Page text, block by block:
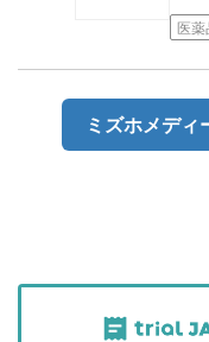
医薬
ミズホメディ